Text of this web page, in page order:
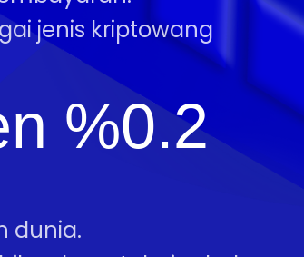
jenis kriptowang
%0.2
dunia.